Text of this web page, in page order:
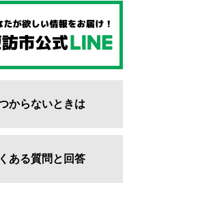
からないときは
ある質問と回答